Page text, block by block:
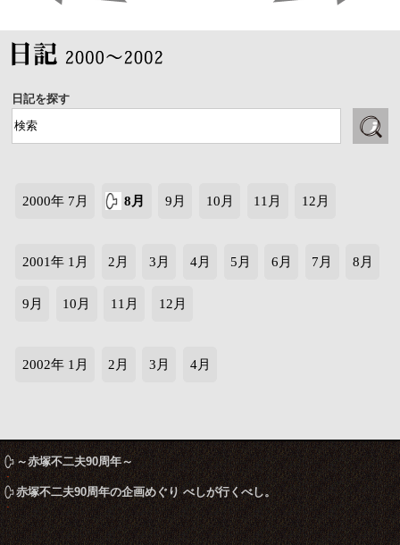
日記を探す
2000年 7月 8月 9月 10月 11月 12月
2001年 1月 2月 3月 4月 5月 6月 7月 8月
9月 10月 11月 12月
2002年 1月 2月 3月 4月
～赤塚不二夫90周年～
赤塚不二夫90周年の企画めぐり べしが行くべし。